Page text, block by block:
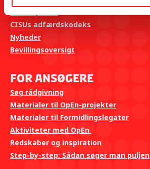
CISUs adfærdskodeks
Nyheder
Bevillingsoversigt
For ansøgere
Søg rådgivning
Materialer til OpEn-projekter
Materialer til Formidlingslegater
Aktiviteter med OpEn
Redskaber og inspiration
Step-by-step: Sådan søger man puljen